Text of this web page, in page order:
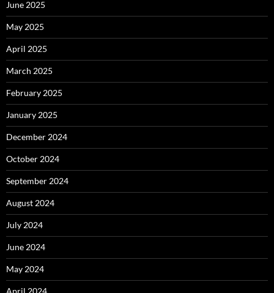
June 2025
May 2025
April 2025
March 2025
February 2025
January 2025
December 2024
October 2024
September 2024
August 2024
July 2024
June 2024
May 2024
April 2024